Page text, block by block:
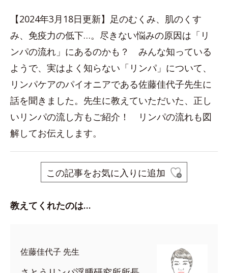
【2024年3月18日更新】足のむくみ、肌のくす
み、免疫力の低下…。尽きない悩みの原因は「リ
ンパの流れ」にあるのかも？ みんな知っている
ようで、実はよく知らない「リンパ」について、
リンパケアのパイオニアである佐藤佳代子先生に
話を聞きました。先生に教えていただいた、正し
いリンパの流し方もご紹介！ リンパの流れも図
解してお伝えします。
この記事をお気に入りに追加
教えてくれたのは…
佐藤佳代子 先生